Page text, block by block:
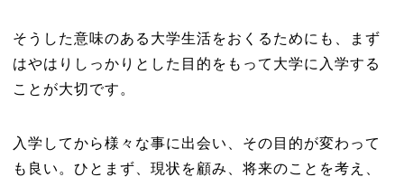
そうした意味のある大学生活をおくるためにも、まず
はやはりしっかりとした目的をもって大学に入学する
ことが大切です。
入学してから様々な事に出会い、その目的が変わって
も良い。ひとまず、現状を顧み、将来のことを考え、